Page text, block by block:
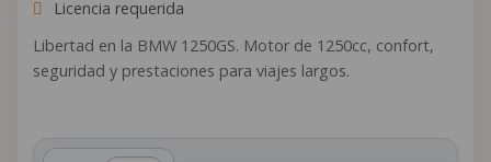
Licencia requerida
Libertad en la BMW 1250GS. Motor de 1250cc, confort,
seguridad y prestaciones para viajes largos.